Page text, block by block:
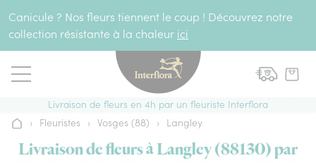
Canicule ? Nos fleurs tiennent le coup ! Découvrez notre
collection résistante à la chaleur ici
Livraison de fleurs en 4h par un fleuriste Interflora
Accueil
› Fleuristes › Vosges (88) › Langley
Livraison de fleurs à Langley (88130) par